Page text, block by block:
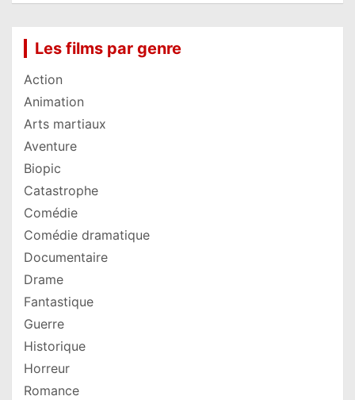
Les films par genre
Action
Animation
Arts martiaux
Aventure
Biopic
Catastrophe
Comédie
Comédie dramatique
Documentaire
Drame
Fantastique
Guerre
Historique
Horreur
Romance